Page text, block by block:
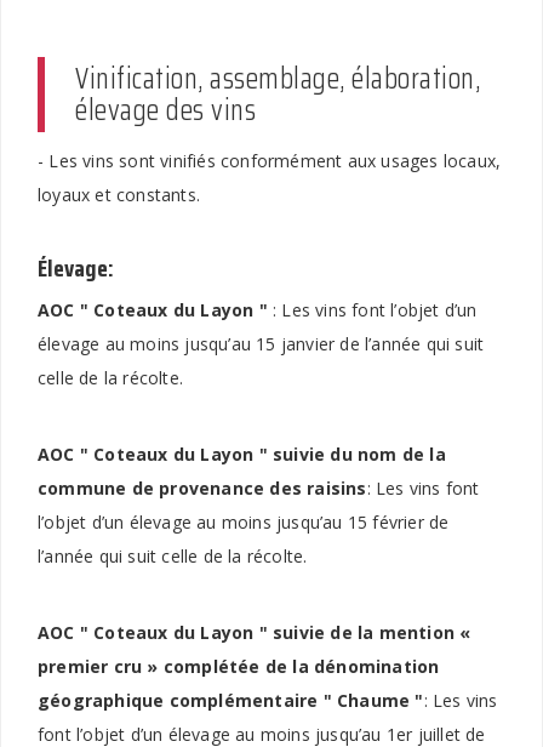
Vinification, assemblage, élaboration,
élevage des vins
- Les vins sont vinifiés conformément aux usages locaux,
loyaux et constants.
Élevage:
AOC " Coteaux du Layon " : Les vins font l’objet d’un
élevage au moins jusqu’au 15 janvier de l’année qui suit
celle de la récolte.
AOC " Coteaux du Layon " suivie du nom de la
commune de provenance des raisins: Les vins font
l’objet d’un élevage au moins jusqu’au 15 février de
l’année qui suit celle de la récolte.
AOC " Coteaux du Layon " suivie de la mention «
premier cru » complétée de la dénomination
géographique complémentaire " Chaume ": Les vins
font l’objet d’un élevage au moins jusqu’au 1er juillet de